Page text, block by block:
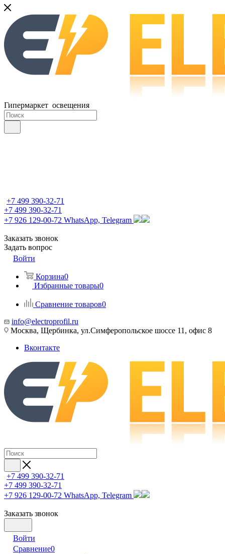
Гипермаркет освещения
+7 499 390-32-71
+7 499 390-32-71
+7 926 129-00-72 WhatsApp, Telegram
Заказать звонок
Задать вопрос
Войти
Корзина0
Избранные товары0
Сравнение товаров0
info@electroprofil.ru
Москва, Щербинка, ул.Симферопольское шоссе 11, офис 8
Вконтакте
+7 499 390-32-71
+7 499 390-32-71
+7 926 129-00-72 WhatsApp, Telegram
Заказать звонок
Войти
Сравнение0